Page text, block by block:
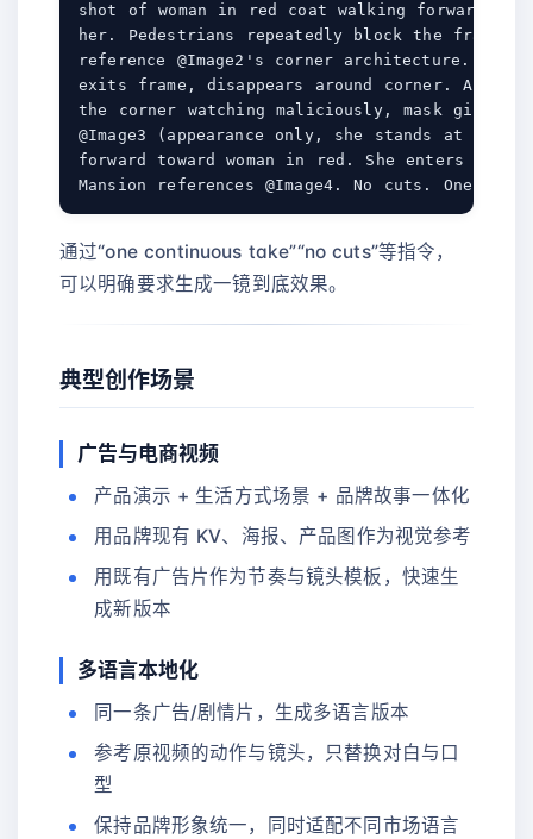
shot of woman in red coat walking forward.
her. Pedestrians repeatedly block the frame.
reference @Image2's corner architecture. Fixed
exits frame, disappears around corner. A
the corner watching maliciously, mask girl
@Image3 (appearance only, she stands at the
forward toward woman in red. She enters a
通过“one continuous take”“no cuts”等指令，
可以明确要求生成一镜到底效果。
典型创作场景
广告与电商视频
产品演示 + 生活方式场景 + 品牌故事一体化
用品牌现有 KV、海报、产品图作为视觉参考
用既有广告片作为节奏与镜头模板，快速生
成新版本
多语言本地化
同一条广告/剧情片，生成多语言版本
参考原视频的动作与镜头，只替换对白与口
型
保持品牌形象统一，同时适配不同市场语言